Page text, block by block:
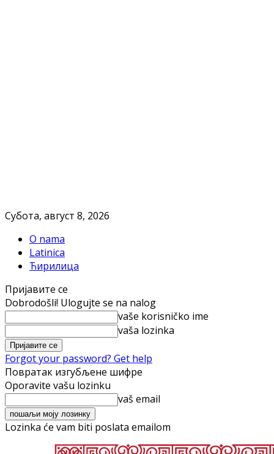
Субота, август 8, 2026
O nama
Latinica
Ћирилица
Пријавите се
Dobrodošli! Ulogujte se na nalog
vaše korisničko ime
vaša lozinka
Forgot your password? Get help
Повратак изгубљене шифре
Oporavite vašu lozinku
vaš email
Lozinka će vam biti poslata emailom